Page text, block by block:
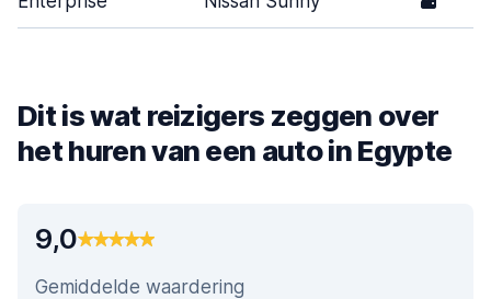
Dit is wat reizigers zeggen over
het huren van een auto in Egypte
9,0
Gemiddelde waardering